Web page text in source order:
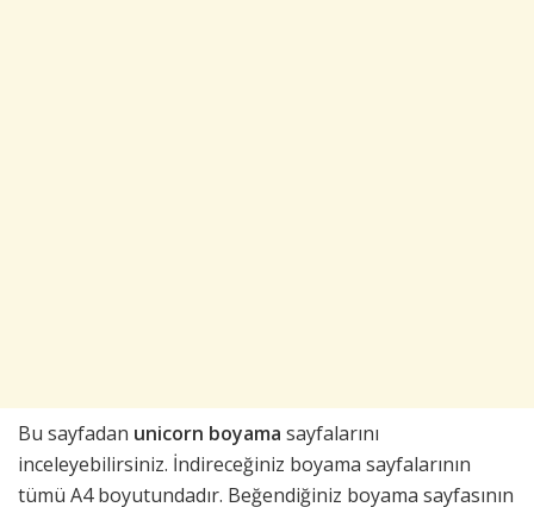
Bu sayfadan unicorn boyama sayfalarını
inceleyebilirsiniz. İndireceğiniz boyama sayfalarının
tümü A4 boyutundadır. Beğendiğiniz boyama sayfasının